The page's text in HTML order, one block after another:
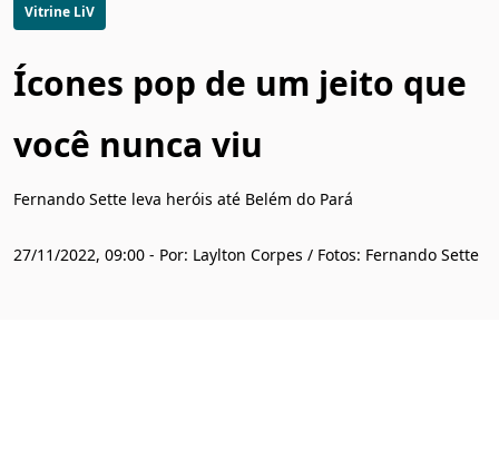
Vitrine LiV
Ícones pop de um jeito que
você nunca viu
Fernando Sette leva heróis até Belém do Pará
27/11/2022, 09:00 - Por: Laylton Corpes / Fotos: Fernando Sette